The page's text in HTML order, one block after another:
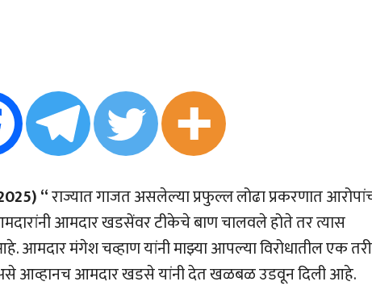
“राज्यात गाजत असलेल्या प्रफुल्ल लोढा प्रकरणात
आमदार खडसेंवर टीकेचे बाण चालवले होते तर त्यास
आमदार मंगेश चव्हाण यांनी माझ्या आपल्या विरोधातील एक तरी
असे आव्हानच आमदार खडसे यांनी देत खळबळ उडवून दिली आहे.